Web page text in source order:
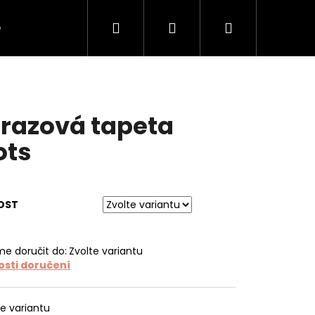
Kontakt
Hledat PřihlášeníNákupní
tapeta
doručit do: Zvolte variantu
doručení
variantu